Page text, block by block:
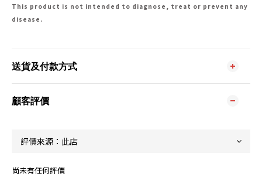
This product is not intended to diagnose, treat or prevent any
disease.
送貨及付款方式
顧客評價
尚未有任何評價